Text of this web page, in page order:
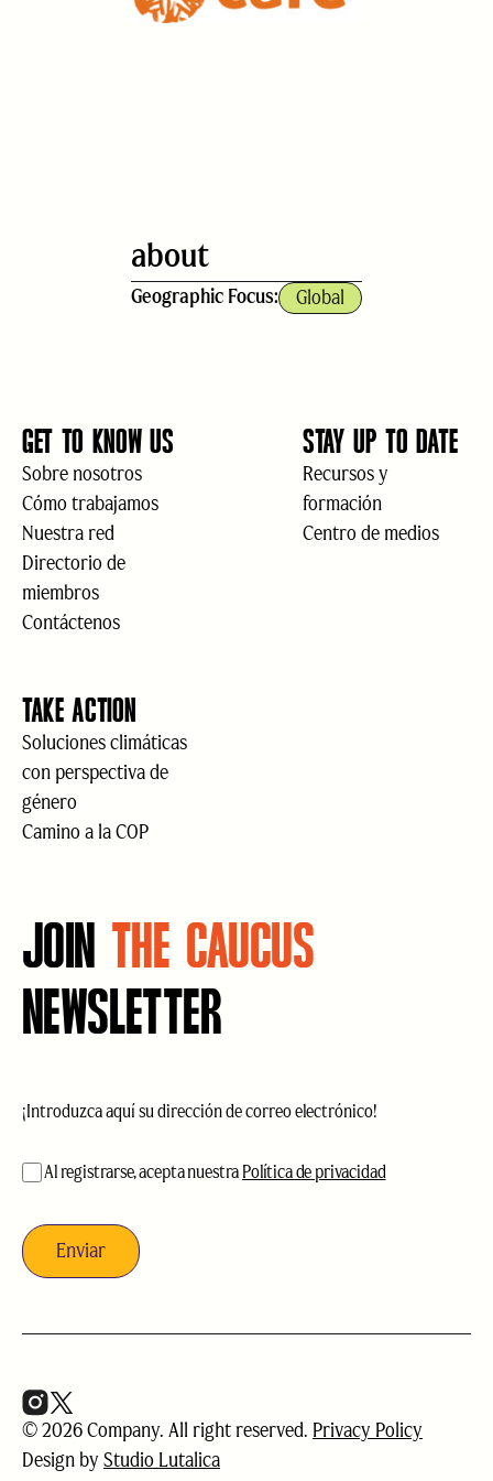
about
Geographic Focus: Global
GET TO KNOW US
Sobre nosotros
Cómo trabajamos
Nuestra red
Directorio de
miembros
Contáctenos
STAY UP TO DATE
Recursos y
formación
Centro de medios
TAKE ACTION
Soluciones climáticas
con perspectiva de
género
Camino a la COP
JOIN THE CAUCUS
NEWSLETTER
electrónico(Obligatorio)
aceptación(Obligatorio)
Al registrarse, acepta nuestra Política de privacidad
© 2026 Company. All right reserved. Privacy Policy
Design by Studio Lutalica